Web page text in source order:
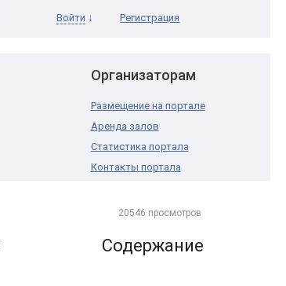
Войти ↓ Регистрация
Организаторам
Размещение на портале
Аренда залов
Статистика портала
Контакты портала
Содержание
20546 просмотров